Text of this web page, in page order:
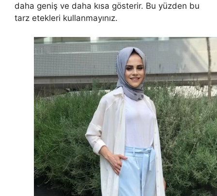
daha geniş ve daha kısa gösterir. Bu yüzden bu
tarz etekleri kullanmayınız.